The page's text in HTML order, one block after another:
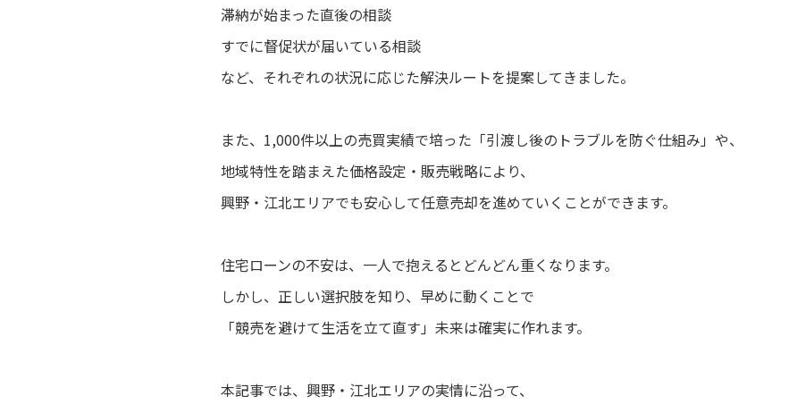
滞納が始まった直後の相談
すでに督促状が届いている相談
など、それぞれの状況に応じた解決ルートを提案してきました。
また、1,000件以上の売買実績で培った「引渡し後のトラブルを防ぐ仕組み」や、
地域特性を踏まえた価格設定・販売戦略により、
興野・江北エリアでも安心して任意売却を進めていくことができます。
住宅ローンの不安は、一人で抱えるとどんどん重くなります。
しかし、正しい選択肢を知り、早めに動くことで
「競売を避けて生活を立て直す」未来は確実に作れます。
本記事では、興野・江北エリアの実情に沿って、